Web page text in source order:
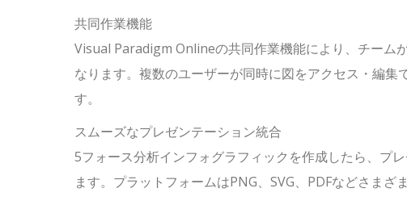
共同作業機能
Visual Paradigm Onlineの共同作業機能により、チーム
なります。複数のユーザーが同時に図をアクセス・編
す。
スムーズなプレゼンテーション統合
5フォース分析インフォグラフィックを作成したら、プ
ます。プラットフォームはPNG、SVG、PDFなどさま